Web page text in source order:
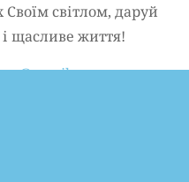
Своїм світлом, даруй
і щасливе життя!